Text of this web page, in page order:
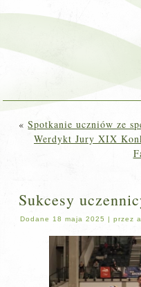
«Spotkanie uczniów ze
Werdykt Jury XIX
Sukcesy
Dodane 18 maja 2025 |przez